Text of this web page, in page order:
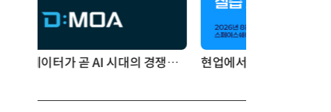
현업에서 바로 쓰는 "하네스 엔지니어링" 실습 교육